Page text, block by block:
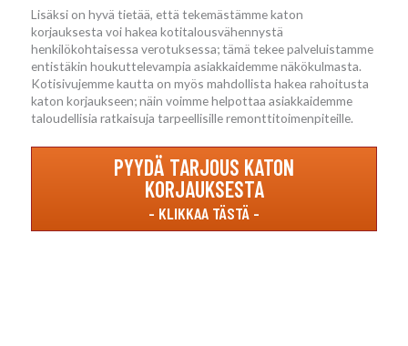
Lisäksi on hyvä tietää, että tekemästämme katon
korjauksesta voi hakea kotitalousvähennystä
henkilökohtaisessa verotuksessa; tämä tekee palveluistamme
entistäkin houkuttelevampia asiakkaidemme näkökulmasta.
Kotisivujemme kautta on myös mahdollista hakea rahoitusta
katon korjaukseen; näin voimme helpottaa asiakkaidemme
taloudellisia ratkaisuja tarpeellisille remonttitoimenpiteille.
PYYDÄ TARJOUS KATON
KORJAUKSESTA